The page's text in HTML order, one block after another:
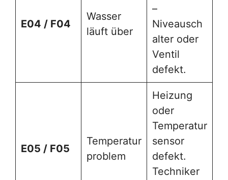
E04 / F04
Wasser
läuft über
–
Niveausch
alter oder
Ventil
defekt.
E05 / F05
Temperatur
problem
Heizung
oder
Temperatur
sensor
defekt.
Techniker